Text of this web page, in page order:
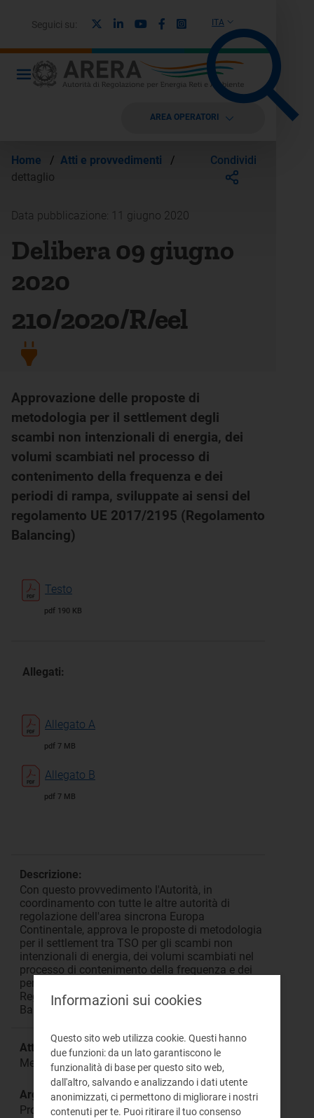
ITA
Seguici su: LinkedinYoutubeFacebook
Instagram
AREA OPERATORI
Home / Atti e provvedimenti
/
dettaglio
Condividi
Data pubblicazione: 11 giugno 2020
Delibera 09 giugno
2020
210/2020/R/eel
Approvazione delle proposte di
metodologia per il settlement degli
scambi non intenzionali di energia, dei
volumi scambiati nel processo di
contenimento della frequenza e dei
periodi di rampa, sviluppate ai sensi del
regolamento UE 2017/2195 (Regolamento
Balancing)
Testo
pdf 190 KB
Allegati:
Allegato A
pdf 7 MB
Allegato B
pdf 7 MB
Descrizione:
Con questo provvedimento l'Autorità, in
coordinamento con tutte le altre autorità di
regolazione dell'area sincrona Europa
Continentale, approva le proposte di metodologia
per il settlement tra TSO per gli scambi non
intenzionali di energia, dei volumi scambiati nel
processo di contenimento della frequenza e dei
periodi di rampa, predisposta ai sensi del
Regolamento UE 2017/2195 (Regolamento
Balancing)
Attività:
Mercato all'ingrosso
Argomento:
Procedure Codice di rete Balancing
Informazioni sui cookies
Questo sito web utilizza cookie. Questi hanno
due funzioni: da un lato garantiscono le
funzionalità di base per questo sito web,
dall'altro, salvando e analizzando i dati utente
anonimizzati, ci permettono di migliorare i nostri
contenuti per te. Puoi ritirare il tuo consenso